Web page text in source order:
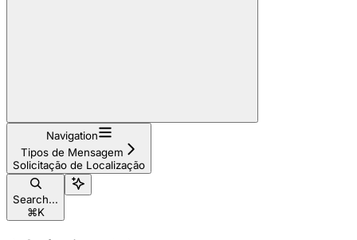
Navigation
Tipos de Mensagem
Solicitação de Localização
Search...
⌘K